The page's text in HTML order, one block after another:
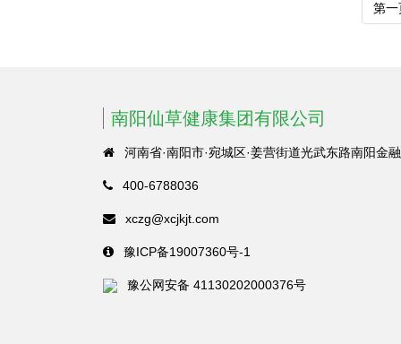
第一
南阳仙草健康集团有限公司
河南省·南阳市·宛城区·姜营街道光武东路南阳金
400-6788036
xczg@xcjkjt.com
豫ICP备19007360号-1
豫公网安备 41130202000376号